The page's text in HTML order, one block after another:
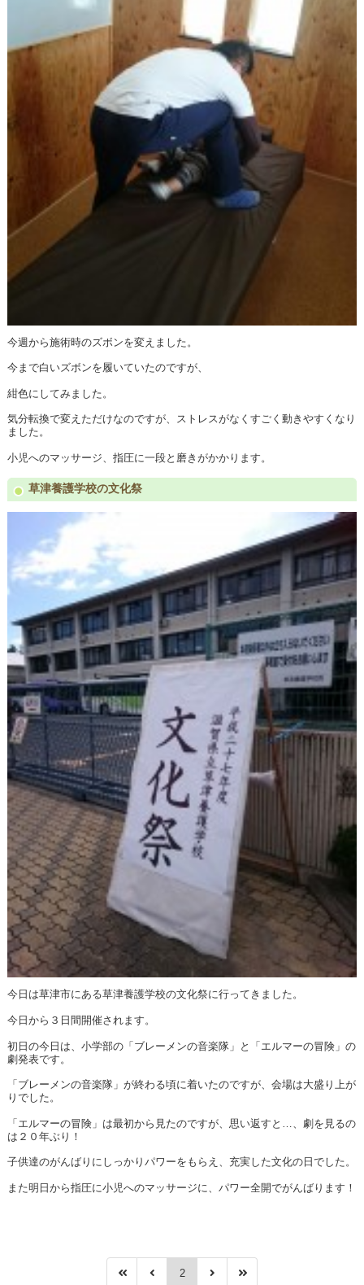
今週から施術時のズボンを変えました。
今まで白いズボンを履いていたのですが、
紺色にしてみました。
気分転換で変えただけなのですが、ストレスがなくすごく動きやすくなり
ました。
小児へのマッサージ、指圧に一段と磨きがかかります。
草津養護学校の文化祭
今日は草津市にある草津養護学校の文化祭に行ってきました。
今日から３日間開催されます。
初日の今日は、小学部の「ブレーメンの音楽隊」と「エルマーの冒険」の
劇発表です。
「ブレーメンの音楽隊」が終わる頃に着いたのですが、会場は大盛り上が
りでした。
「エルマーの冒険」は最初から見たのですが、思い返すと…、劇を見るの
は２０年ぶり！
子供達のがんばりにしっかりパワーをもらえ、充実した文化の日でした。
また明日から指圧に小児へのマッサージに、パワー全開でがんばります！
2